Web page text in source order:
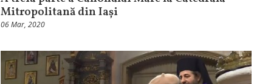
Mitropolitană din Iași
06 Mar, 2020